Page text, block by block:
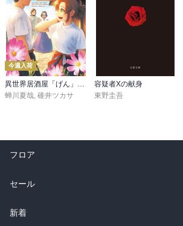
今週入荷
異世界居酒屋「げん」三杯目
蝉川夏哉, 碓井ツカサ
容疑者Xの献身
東野圭吾
フロア
総合
ラノベ
セール
総合
新着